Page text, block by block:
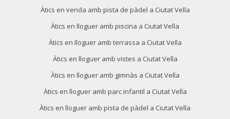
Àtics en venda amb pista de pàdel a Ciutat Vella
Àtics en lloguer amb piscina a Ciutat Vella
Àtics en lloguer amb terrassa a Ciutat Vella
Àtics en lloguer amb vistes a Ciutat Vella
Àtics en lloguer amb gimnàs a Ciutat Vella
Àtics en lloguer amb parc infantil a Ciutat Vella
Àtics en lloguer amb pista de pàdel a Ciutat Vella